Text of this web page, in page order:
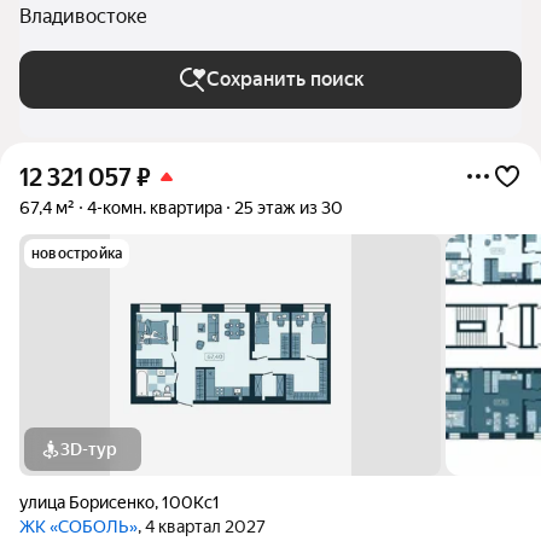
Владивостоке
Сохранить поиск
12 321 057₽
67,4 м² 4-комн. квартира 25 этаж из 30
новостройка
3D-тур
улица Борисенко,100Кс1
ЖК «СОБОЛЬ», 4 квартал 2027